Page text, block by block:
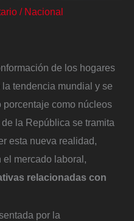
/ Nacional
de los hogares
tendencia mundial y se
porcentaje como núcleos
la República se tramita
esta nueva realidad,
mercado laboral,
relacionadas con
por la